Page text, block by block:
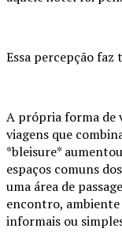
Essa percepção faz
A própria forma de
viagens que
*bleisure*
espaços comuns
uma área de
encontro,
informais ou